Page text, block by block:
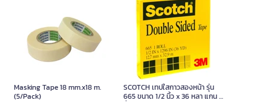
Masking Tape 18 mm.x18 m.
(5/Pack)
SCOTCH เทปใสกาวสองหน้า รุ่น
665 ขนาด 1/2 นิ้ว x 36 หลา แกน 3